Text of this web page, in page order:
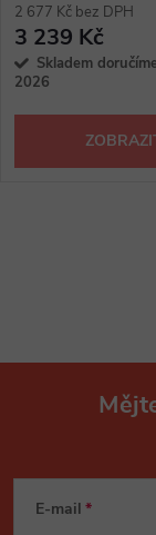
2 677 Kč bez DPH
3 239 Kč
Skladem
2026
E-mail